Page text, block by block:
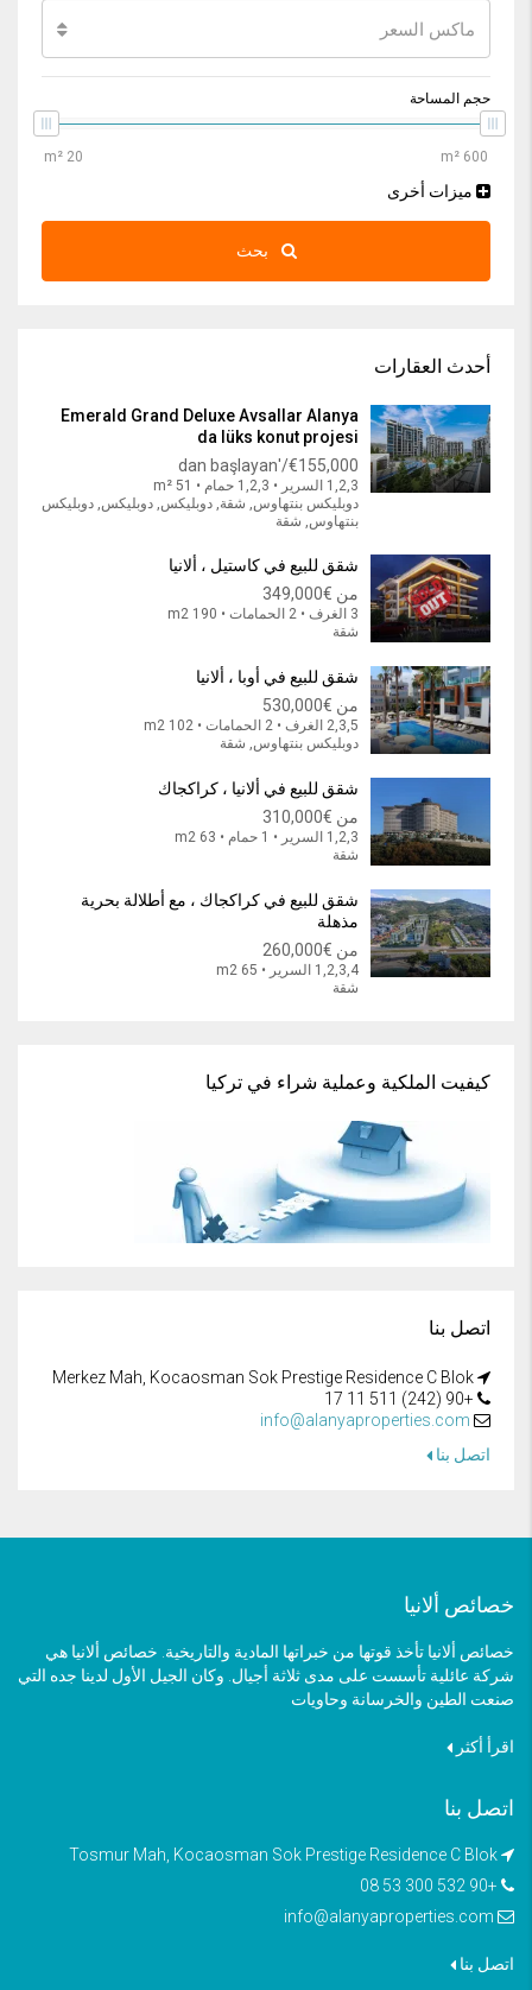
ماكس السعر
حجم المساحة
ميزات أخرى
بحث
أحدث العقارات
Emerald Grand Deluxe Avsallar Alanya
da lüks konut projesi
€155,000/'dan başlayan
1,2,3 السرير • 1,2,3 حمام • 51 m²
دوبليكس بنتهاوس, شقة, دوبليكس, دوبليكس, دوبليكس
بنتهاوس, شقة
شقق للبيع في كاستيل ، ألانيا
من €349,000
3 الغرف • 2 الحمامات • 190 m2
شقة
شقق للبيع في أوبا ، ألانيا
من €530,000
2,3,5 الغرف • 2 الحمامات • 102 m2
دوبليكس بنتهاوس, شقة
شقق للبيع في ألانيا ، كراكجاك
من €310,000
1,2,3 السرير • 1 حمام • 63 m2
شقة
شقق للبيع في كراكجاك ، مع أطلالة بحرية
مذهلة
من €260,000
1,2,3,4 السرير • 65 m2
شقة
كيفيت الملكية وعملية شراء في تركيا
اتصل بنا
+90 (242) 511 11 17
info@alanyaproperties.com
اتصل بنا
خصائص ألانيا
خصائص ألانيا تأخذ قوتها من خبراتها المادية والتاريخية. خصائص ألانيا هي
شركة عائلية تأسست على مدى ثلاثة أجيال. وكان الجيل الأول لدينا جده التي
صنعت الطين والخرسانة وحاويات
اقرأ أكثر
اتصل بنا
+90 532 300 53 08
info@alanyaproperties.com
اتصل بنا